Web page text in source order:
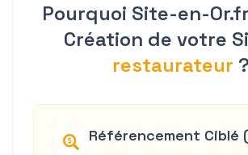
Pourquoi Site-en-
Création de votre
restaurateur ?
Référencement Ciblé